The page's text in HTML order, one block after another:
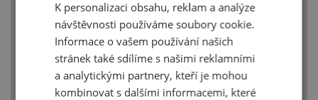
ENGLISH
K personalizaci obsahu, reklam a analýze
návštěvnosti používáme soubory cookie.
Informace o vašem používání našich
stránek také sdílíme s našimi reklamními
a analytickými partnery, kteří je mohou
kombinovat s dalšími informacemi, které